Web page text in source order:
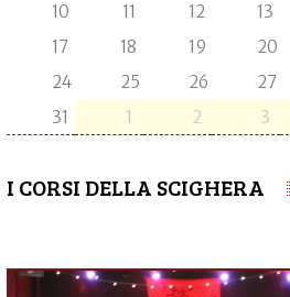
10
11 12 13
17
18 19 20
24
25 26 27
31
1 2 3
I CORSI DELLA SCIGHERA